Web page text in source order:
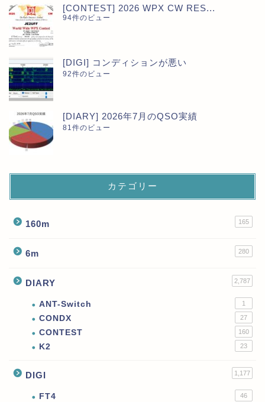
[CONTEST] 2026 WPX CW RES...
94件のビュー
[DIGI] コンディションが悪い
92件のビュー
[DIARY] 2026年7月のQSO実績
81件のビュー
カテゴリー
160m 165
6m 280
DIARY 2,787
ANT-Switch 1
CONDX 27
CONTEST 160
K2 23
DIGI 1,177
FT4 46